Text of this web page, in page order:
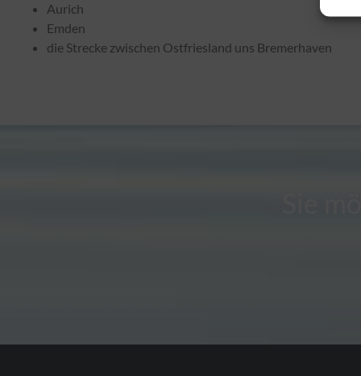
Aurich
Emden
die Strecke zwischen Ostfriesland uns Bremerhaven
Sie